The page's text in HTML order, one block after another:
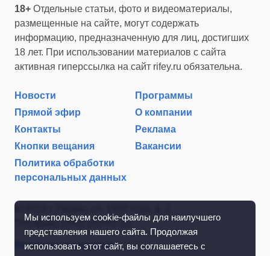
Мы используем cookie-файлы для наилучшего
представления нашего сайта. Продолжая
использовать этот сайт, вы соглашаетесь с
18+ Отдельные статьи, фото и видеоматериалы,
размещенные на сайте, могут содержать
информацию, предназначенную для лиц, достигших
18 лет. При использовании материалов с сайта
активная гиперссылка на сайт rifey.ru обязательна.
Новости
Программы
Прямой эфир
О компании
Контакты
Реклама
Кнопки вещания
Вакансии
Политика обработки
персональных данных
Тел./факс: (342) 267-85-35
Написать в редакцию